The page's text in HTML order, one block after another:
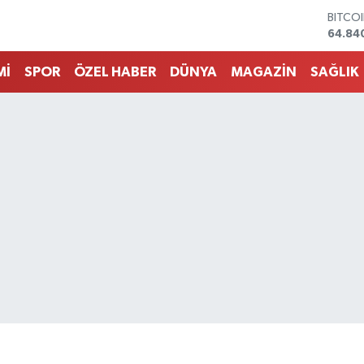
EURO
SPOR ÖZEL HABER DÜNYA MAGAZİN SAĞLIK